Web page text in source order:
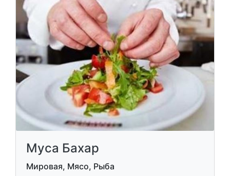
Муса Бахар
Мировая, Мясо, Рыба